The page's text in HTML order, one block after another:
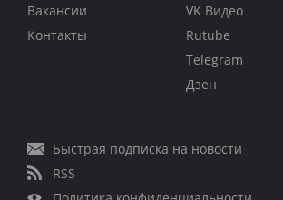
Вакансии
Контакты
VK Видео
Rutube
Telegram
Дзен
Быстрая подписка на новости
RSS